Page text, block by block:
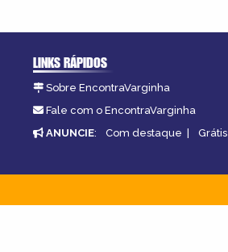
LINKS RÁPIDOS
Sobre EncontraVarginha
Fale com o EncontraVarginha
ANUNCIE: Com destaque | Grátis